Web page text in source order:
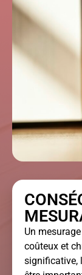
Un
coûteux et
significative,